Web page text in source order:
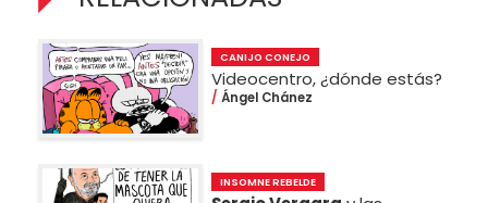
CANIJO CONEJO
Videocentro, ¿dónde estás?
Ángel Chánez
INSOMNE REBELDE